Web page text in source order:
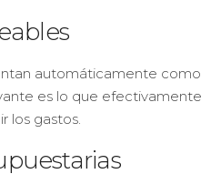
automáticamente como
es lo que efectivamente
los gastos.